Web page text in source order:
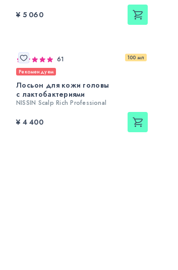
¥ 5 060
100 мл
61
Рекомендуем
Лосьон для кожи головы
с лактобактериями
NISSIN Scalp Rich Professional
¥ 4 400